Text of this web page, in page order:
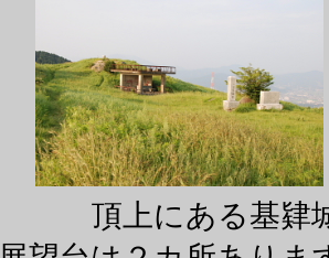
頂上にある基肄